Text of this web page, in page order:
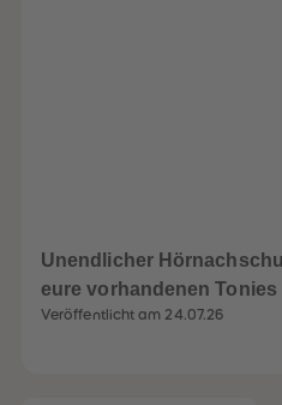
Unendlicher
eure vorhandenen
Veröffentlicht am 24.07.26